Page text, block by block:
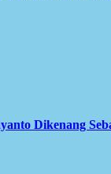
Dikenang